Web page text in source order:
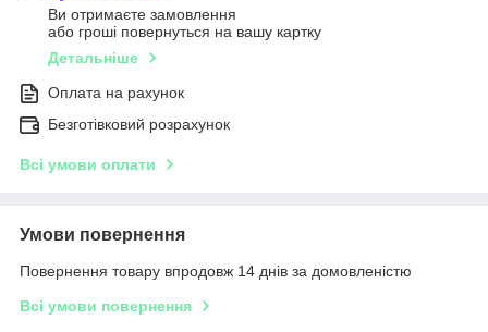
Ви отримаєте замовлення
або гроші повернуться на вашу картку
Детальніше
Оплата на рахунок
Безготівковий розрахунок
Всі умови оплати
Умови повернення
Повернення товару впродовж 14 днів за домовленістю
Всі умови повернення